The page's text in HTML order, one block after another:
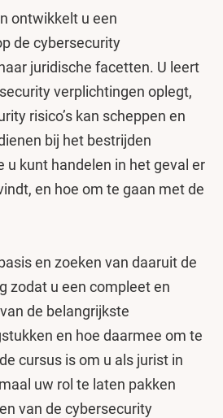
ontwikkelt u een
de cybersecurity
juridische facetten. U leert
verplichtingen oplegt,
risico’s kan scheppen en
bij het bestrijden
u kunt handelen in het geval er
en hoe om te gaan met de
en zoeken van daaruit de
zodat u een compleet en
de belangrijkste
en hoe daarmee om te
cursus is om u als jurist in
uw rol te laten pakken
van de cybersecurity